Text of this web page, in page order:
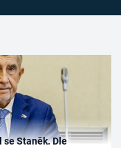
se Staněk. Dle